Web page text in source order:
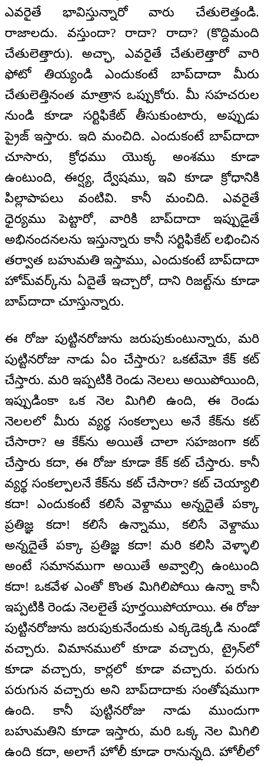
ఎవరైతే భావిస్తున్నారో వారు చేతులెత్తండి.
రాజాలదు. వస్తుందా? రాదా? రాదా? (కొద్దిమంది
చేతులెత్తారు). అచ్ఛా, ఎవరైతే చేతులెత్తారో వారి
ఫోటో తియ్యండి ఎందుకంటే బాప్‌దాదా మీరు
చేతులెత్తినంత మాత్రాన ఒప్పుకోరు. మీ సహచరుల
నుండి కూడా సర్టిఫికేట్ తీసుకుంటారు, అప్పుడు
ప్రైజ్ ఇస్తారు. ఇది మంచిది. ఎందుకంటే బాప్‌దాదా
చూసారు, క్రోధము యొక్క అంశము కూడా
ఉంటుంది, ఈర్ష్య, ద్వేషము, ఇవి కూడా క్రోధానికి
పిల్లాపాపలు వంటివి. కానీ మంచిది. ఎవరైతే
ధైర్యము పెట్టారో, వారికి బాప్‌దాదా ఇప్పుడైతే
అభినందనలను ఇస్తున్నారు కానీ సర్టిఫికేట్ లభించిన
తర్వాత బహుమతి ఇస్తాము, ఎందుకంటే బాప్‌దాదా
హోమ్‌వర్క్‌ను ఏదైతే ఇచ్చారో, దాని రిజల్ట్‌ను కూడా
బాప్‌దాదా చూస్తున్నారు.
ఈ రోజు పుట్టినరోజును జరుపుకుంటున్నారు, మరి
పుట్టినరోజు నాడు ఏం చేస్తారు? ఒకటేమో కేక్ కట్
చేస్తారు. మరి ఇప్పటికి రెండు నెలలు అయిపోయింది,
ఇప్పుడింకా ఒక నెల మిగిలి ఉంది, ఈ రెండు
నెలలలో మీరు వ్యర్థ సంకల్పాలు అనే కేక్‌ను కట్
చేసారా? ఆ కేక్‌ను అయితే చాలా సహజంగా కట్
చేస్తారు కదా, ఈ రోజు కూడా కేక్ కట్ చేస్తారు. కానీ
వ్యర్థ సంకల్పాలనే కేక్‌ను కట్ చేసారా? కట్ చెయ్యాలి
కదా! ఎందుకంటే కలిసే వెళ్దాము అన్నదైతే పక్కా
ప్రతిజ్ఞ కదా! కలిసే ఉన్నాము, కలిసే వెళ్దాము
అన్నదైతే పక్కా ప్రతిజ్ఞ కదా! మరి కలిసి వెళ్ళాలి
అంటే సమానముగా అయితే అవ్వాల్సి ఉంటుంది
కదా! ఒకవేళ ఎంతో కొంత మిగిలిపోయి ఉన్నా కానీ
ఇప్పటికి రెండు నెలలైతే పూర్తయిపోయాయి. ఈ రోజు
పుట్టినరోజును జరుపుకునేందుకు ఎక్కడెక్కడి నుండో
వచ్చారు. విమానములో కూడా వచ్చారు, ట్రైన్‌లో
కూడా వచ్చారు, కార్లలో కూడా వచ్చారు. పరుగు
పరుగున వచ్చారు అని బాప్‌దాదాకు సంతోషముగా
ఉంది. కానీ పుట్టినరోజు నాడు ముందుగా
బహుమతిని కూడా ఇస్తారు, మరి ఒక్క నెల మిగిలి
ఉంది కదా, అలాగే హోలీ కూడా రానున్నది. హోలీలో